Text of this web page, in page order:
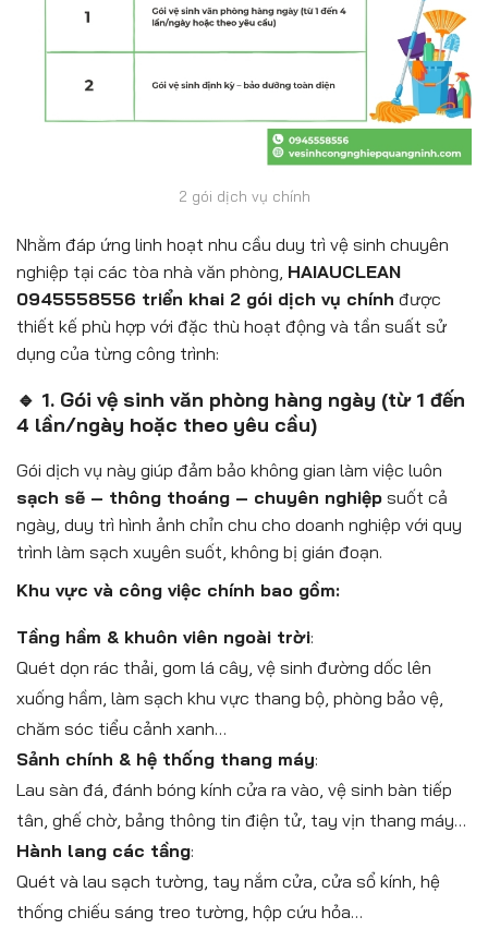
2 gói dịch vụ chính
Nhằm đáp ứng linh hoạt nhu cầu duy trì vệ sinh chuyên
nghiệp tại các tòa nhà văn phòng, HAIAUCLEAN
0945558556 triển khai 2 gói dịch vụ chính được
thiết kế phù hợp với đặc thù hoạt động và tần suất sử
dụng của từng công trình:
🔹 1. Gói vệ sinh văn phòng hàng ngày (từ 1 đến
4 lần/ngày hoặc theo yêu cầu)
Gói dịch vụ này giúp đảm bảo không gian làm việc luôn
sạch sẽ – thông thoáng – chuyên nghiệp suốt cả
ngày, duy trì hình ảnh chỉn chu cho doanh nghiệp với quy
trình làm sạch xuyên suốt, không bị gián đoạn.
Khu vực và công việc chính bao gồm:
Tầng hầm & khuôn viên ngoài trời:
Quét dọn rác thải, gom lá cây, vệ sinh đường dốc lên
xuống hầm, làm sạch khu vực thang bộ, phòng bảo vệ,
chăm sóc tiểu cảnh xanh…
Sảnh chính & hệ thống thang máy:
Lau sàn đá, đánh bóng kính cửa ra vào, vệ sinh bàn tiếp
tân, ghế chờ, bảng thông tin điện tử, tay vịn thang máy…
Hành lang các tầng:
Quét và lau sạch tường, tay nắm cửa, cửa sổ kính, hệ
thống chiếu sáng treo tường, hộp cứu hỏa…